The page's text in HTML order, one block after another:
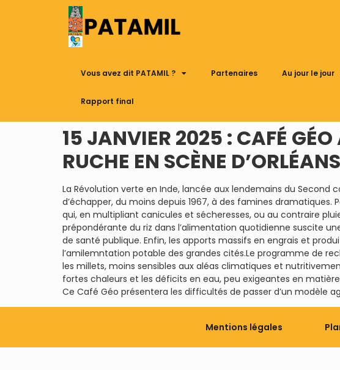
Vous avez dit PATAMIL ? Partenaires Au jour le jour
Rapport final
15 JANVIER 2025 : CAFÉ
RUCHE EN SCÈNE D’ORLÉANS
La Révolution verte en Inde, lancée aux lendemains du Second
d’échapper, du moins depuis 1967, à des famines
qui, en multipliant canicules et sécheresses, ou au contraire
prépondérante du riz dans l’alimentation quotidienne suscite
de santé publique. Enfin, les apports massifs en engrais et
l’amilemntation potable des grandes cités.Le programme de
les millets, moins sensibles aux aléas climatiques et
fortes chaleurs et les déficits en eau, peu exigeantes en
Ce Café Géo présentera les difficultés de passer d’un modèle
Mentions légales